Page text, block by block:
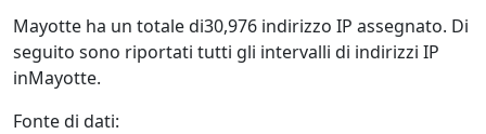
Mayotte ha un totale di30,976 indirizzo IP assegnato. Di
seguito sono riportati tutti gli intervalli di indirizzi IP
inMayotte.
Fonte di dati: